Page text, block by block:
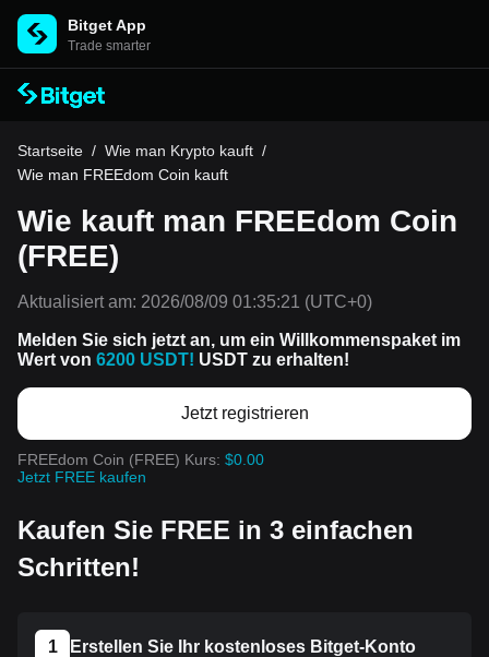
Bitget App
Trade smarter
Startseite / Wie man Krypto kauft /
Wie man FREEdom Coin kauft
Wie kauft man FREEdom Coin
(FREE)
Aktualisiert am: 2026/08/09 01:35:21 (UTC+0)
Melden Sie sich jetzt an, um ein Willkommenspaket im
Wert von 6200 USDT! USDT zu erhalten!
Jetzt registrieren
FREEdom Coin (FREE) Kurs: $0.00
Jetzt FREE kaufen
Kaufen Sie FREE in 3 einfachen
Schritten!
1 Erstellen Sie Ihr kostenloses Bitget-Konto